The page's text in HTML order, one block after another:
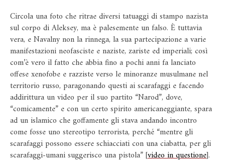
Circola una foto che ritrae diversi tatuaggi di stampo nazista
sul corpo di Aleksey, ma è palesemente un falso. È tuttavia
vera, e Navalny non la rinnega, la sua partecipazione a varie
manifestazioni neofasciste e naziste, zariste ed imperiali; così
com’è vero il fatto che abbia fino a pochi anni fa lanciato
offese xenofobe e razziste verso le minoranze musulmane nel
territorio russo, paragonando questi ai scarafaggi e facendo
addirittura un video per il suo partito “Narod”, dove,
“comicamente” e con un certo spirito americaneggiante, spara
ad un islamico che goffamente gli stava andando incontro
come fosse uno stereotipo terrorista, perché “mentre gli
scarafaggi possono essere schiacciati con una ciabatta, per gli
scarafaggi-umani suggerisco una pistola” [video in questione].